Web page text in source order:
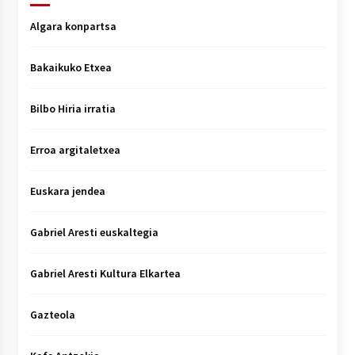
Algara konpartsa
Bakaikuko Etxea
Bilbo Hiria irratia
Erroa argitaletxea
Euskara jendea
Gabriel Aresti euskaltegia
Gabriel Aresti Kultura Elkartea
Gazteola